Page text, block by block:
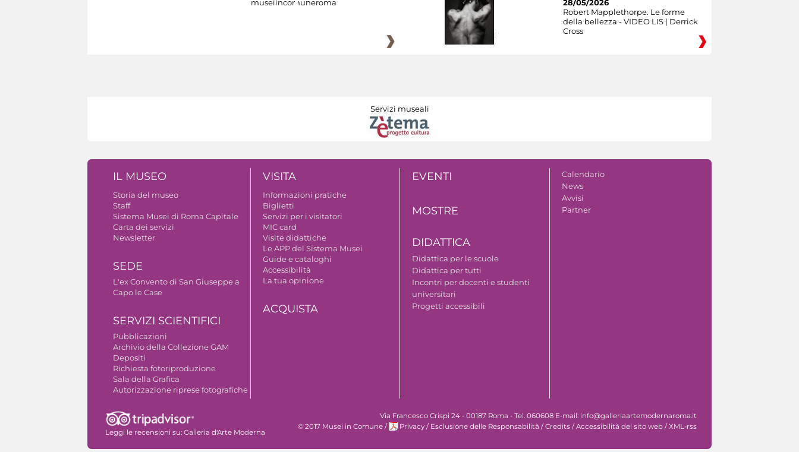
museiincomuneroma
28/05/2026
Robert Mapplethorpe. Le forme
della bellezza - VIDEO LIS | Derrick
Cross
Servizi museali
IL MUSEO
Storia del museo
Staff
Sistema Musei di Roma Capitale
Carta dei servizi
Newsletter
SEDE
L'ex Convento di San Giuseppe a
Capo le Case
SERVIZI SCIENTIFICI
Pubblicazioni
Archivio della Collezione GAM
Depositi
Richiesta fotoriproduzione
Sala della Grafica
Autorizzazione riprese fotografiche
VISITA
Informazioni pratiche
Biglietti
Servizi per i visitatori
MIC card
Visite didattiche
Le APP del Sistema Musei
Guide e cataloghi
Accessibilità
La tua opinione
ACQUISTA
EVENTI
MOSTRE
DIDATTICA
Didattica per le scuole
Didattica per tutti
Incontri per docenti e studenti
universitari
Progetti accessibili
Calendario
News
Avvisi
Partner
Leggi le recensioni su: Galleria d'Arte Moderna
Via Francesco Crispi 24 - 00187 Roma - Tel. 060608 E-mail: info@galleriaartemodernaroma.it
© 2017 Musei in Comune / Privacy / Esclusione delle Responsabilità / Credits / Accessibilità del sito web / XML-rss